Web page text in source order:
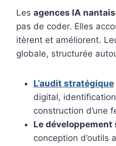
Les agences IA
pas de coder. Elles
itèrent et améliorent.
globale, structurée
L’audit stratégique
digital,
construction d’une
Le développement
conception d’outils